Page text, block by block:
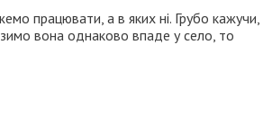
працювати, а в яких ні. Грубо кажучи,
вона однаково впаде у село, то